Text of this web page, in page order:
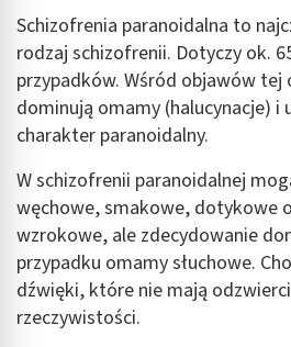
Schizofrenia paranoidalna to
rodzaj schizofrenii. Dotyczy ok.
przypadków. Wśród objawów
dominują omamy (halucynacje) i
charakter paranoidalny.
W schizofrenii paranoidalnej
węchowe, smakowe, dotykowe
wzrokowe, ale zdecydowanie
przypadku omamy słuchowe.
dźwięki, które nie mają
rzeczywistości.